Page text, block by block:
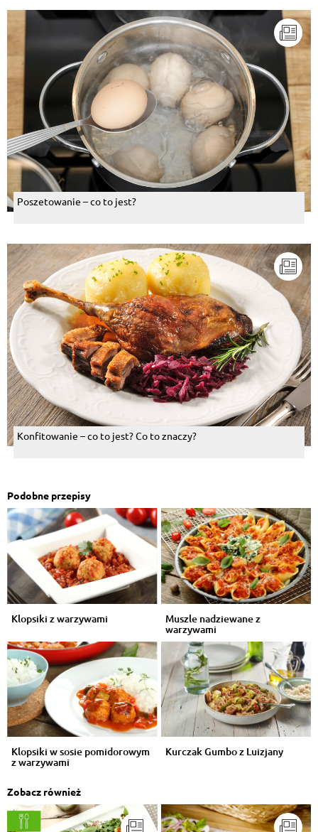
Poszetowanie – co to jest?
Konfitowanie – co to jest? Co to znaczy?
Podobne przepisy
Klopsiki z warzywami Muszle nadziewane z
warzywami
Klopsiki w sosie pomidorowym
z warzywami
Kurczak Gumbo z Luizjany
Zobacz również